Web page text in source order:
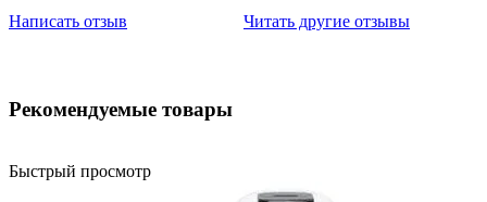
Написать отзыв
Читать другие отзывы
Рекомендуемые товары
Быстрый просмотр